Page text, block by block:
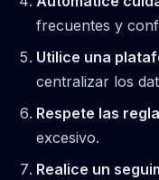
frecuentes y
Utilice una
centralizar los
Respete las
excesivo.
Realice un